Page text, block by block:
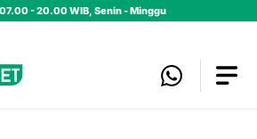
- 20.00 WIB, Senin - Minggu